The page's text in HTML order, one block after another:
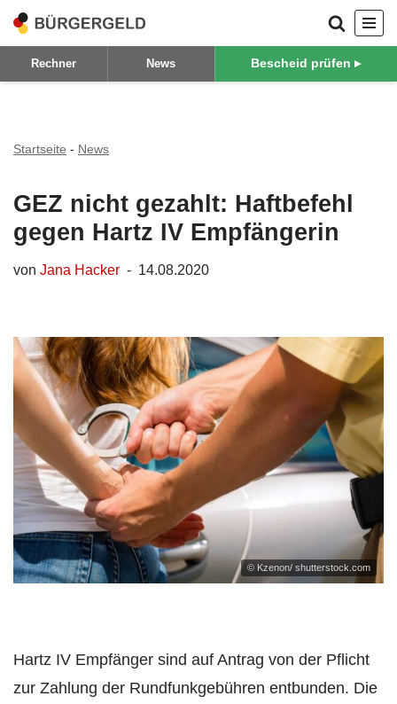
Zum
Inhalt
Rechner News Bescheid prüfen ▸
Startseite - News
GEZ nicht gezahlt: Haftbefehl
gegen Hartz IV Empfängerin
von Jana Hacker 14.08.2020
© Kzenon/ shutterstock.com
Hartz IV Empfänger sind auf Antrag von der Pflicht
zur Zahlung der Rundfunkgebühren entbunden. Die